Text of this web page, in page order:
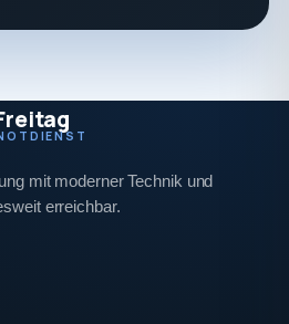
mit moderner Technik und
erreichbar.